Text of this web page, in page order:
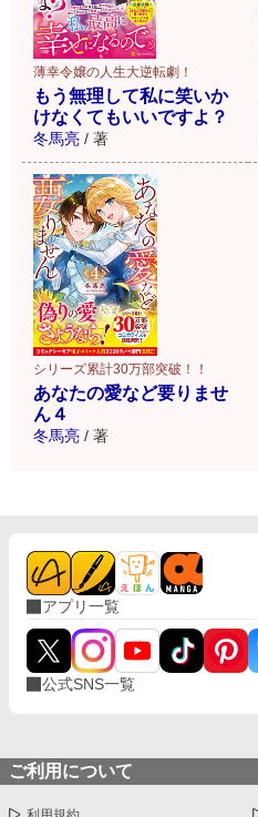
薄幸令嬢の人生大逆転劇！
もう無理して私に笑いか
けなくてもいいですよ？
冬馬亮 / 著
シリーズ累計30万部突破！！
あなたの愛など要りませ
ん４
冬馬亮 / 著
アプリ一覧
公式SNS一覧
ご利用について